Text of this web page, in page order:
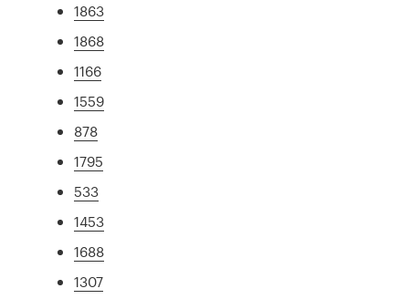
1863
1868
1166
1559
878
1795
533
1453
1688
1307